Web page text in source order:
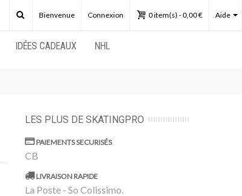
Aide
0item(s) -0,00 €
Bienvenue Connexion
IDÉES CADEAUX NHL
LES PLUS DE SKATINGPRO
PAIEMENTS SECURISÉS
CB
LIVRAISON RAPIDE
La Poste - So Colissimo.